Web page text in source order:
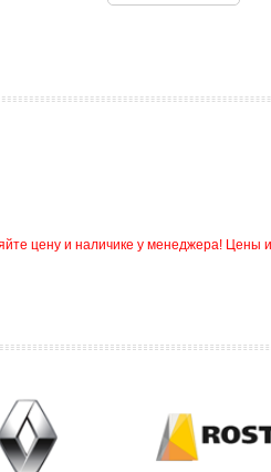
цену и наличике у менеджера! Цены